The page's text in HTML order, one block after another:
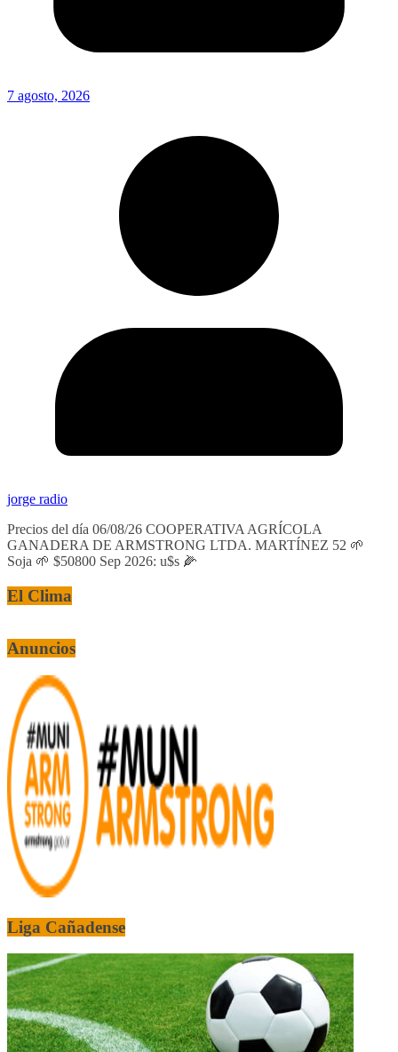
7 agosto, 2026
jorge radio
Precios del día 06/08/26 COOPERATIVA AGRÍCOLA
GANADERA DE ARMSTRONG LTDA. MARTÍNEZ 52 🌱
Soja 🌱 $50800 Sep 2026: u$s 🌽
El Clima
Anuncios
Liga Cañadense